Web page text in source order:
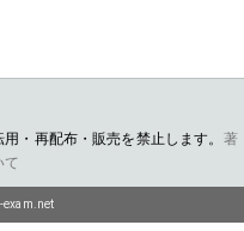
・再配布・販売を禁止します。 著
て